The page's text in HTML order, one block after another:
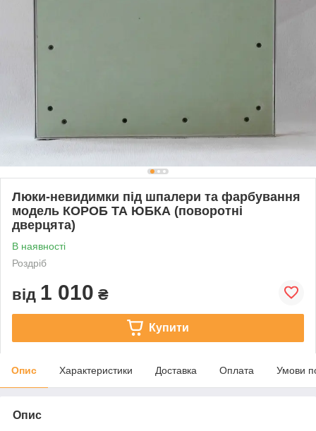
Люки-невидимки під шпалери та фарбування
модель КОРОБ ТА ЮБКА (поворотні
дверцята)
В наявності
Роздріб
від 1 010 ₴
Купити
Опис Характеристики Доставка Оплата Умови
Опис